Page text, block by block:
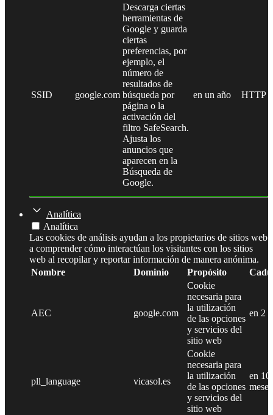
SSID google.com
Descarga ciertas
herramientas de
Google y guarda
ciertas
preferencias, por
ejemplo, el
número de
resultados de
búsqueda por
página o la
activación del
filtro SafeSearch.
Ajusta los
anuncios que
aparecen en la
Búsqueda de
Google.
en un año HTTP
Analítica
Analítica
Las cookies de análisis ayudan a los propietarios de sitios web
a comprender cómo interactúan los visitantes con los sitios
web al recopilar y reportar información de manera anónima.
Nombre
Dominio Propósito
AEC google.com
Cookie
necesaria para
la utilización
de las opciones
y servicios del
sitio web
en 2
pll_language vicasol.es
Cookie
necesaria para
la utilización
de las opciones
y servicios del
sitio web
en 10
meses